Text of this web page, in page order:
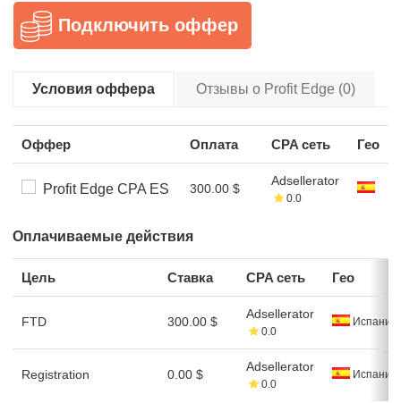
Подключить оффер
Условия оффера Отзывы о Profit Edge (0)
Оффер Оплата CPA сеть Гео
Profit Edge CPA ES 300.00 $
Adsellerator
0.0
Оплачиваемые действия
Цель Ставка CPA сеть Гео
FTD 300.00 $
Adsellerator
0.0
Испания
Registration 0.00 $
Adsellerator
0.0
Испания